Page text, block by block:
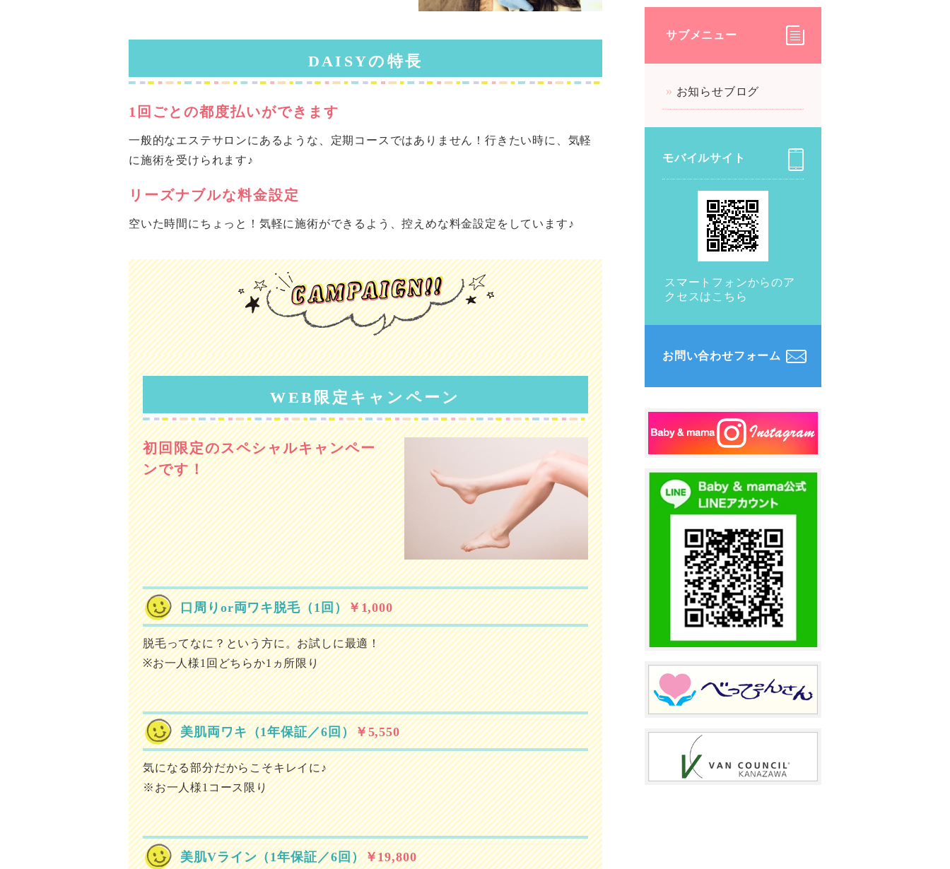
DAISYの特長
1回ごとの都度払いができます
一般的なエステサロンにあるような、定期コースではありません！行きたい時に、気軽
に施術を受けられます♪
リーズナブルな料金設定
空いた時間にちょっと！気軽に施術ができるよう、控えめな料金設定をしています♪
WEB限定キャンペーン
初回限定のスペシャルキャンペー
ンです！
口周りor両ワキ脱毛（1回）￥1,000
脱毛ってなに？という方に。お試しに最適！
※お一人様1回どちらか1ヵ所限り
美肌両ワキ（1年保証／6回）￥5,550
気になる部分だからこそキレイに♪
※お一人様1コース限り
美肌Vライン（1年保証／6回）￥19,800
サブメニュー
お知らせブログ
モバイルサイト
スマートフォンからのア
クセスはこちら
お問い合わせフォーム